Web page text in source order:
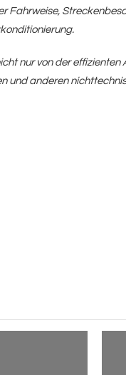
Fahrweise,
nur von der
und anderen